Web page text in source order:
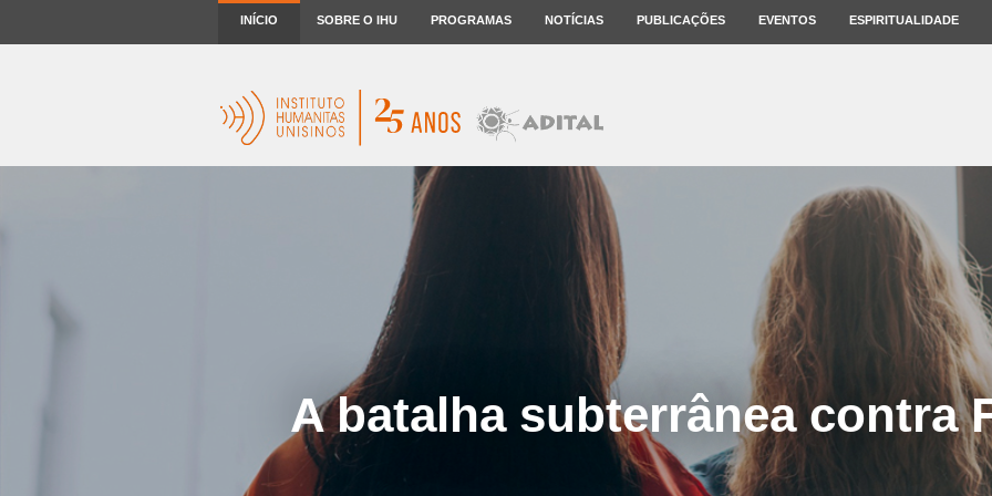
INÍCIO SOBRE O IHU PROGRAMAS NOTÍCIAS PUBLICAÇÕES EVENTOS ESPIRITUALIDADE
A batalha subterrânea contra